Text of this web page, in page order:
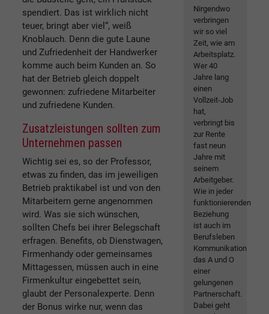
spendiert. Das ist wirklich nicht
teuer, bringt aber viel“, weiß
Knoblauch. Denn die gute Laune
und Zufriedenheit der Handwerker
komme auch beim Kunden an. So
hat der Betrieb gleich doppelt
gewonnen: zufriedene Mitarbeiter
und zufriedene Kunden.
Zusatzleistungen sollten zum
Unternehmen passen
Wichtig sei es, so der Professor,
etwas zu finden, das im jeweiligen
Betrieb praktikabel ist und von den
Mitarbeitern gerne angenommen
wird. Was sie sich wünschen,
sollten Chefs bei ihrer Belegschaft
erfragen. Benefits, ob Dienstwagen,
Firmenhandy oder gemeinsames
Mittagessen, müssen auch in eine
Firmenkultur eingebettet sein,
glaubt der Personalexperte. Denn
der Bonus wirke nur, wenn das
Nirgendwo
verbringen
wir so viel
Zeit, wie am
Arbeitsplatz.
Wer 40
Jahre lang
einen
Vollzeit-Job
hat,
verbringt bis
zur Rente
fast neun
Jahre mit
seinem
Arbeitgeber.
Wie in jeder
funktionierenden
Beziehung
ist auch im
Berufsleben
Kommunikation
das A und O
einer
gelungenen
Partnerschaft.
Dabei geht